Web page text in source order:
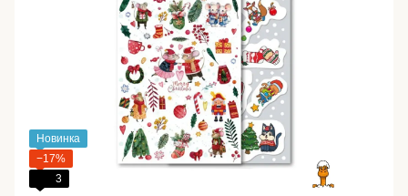
Новинка
−17%
3